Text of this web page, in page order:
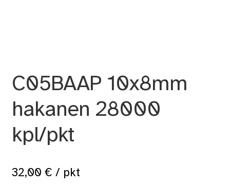
C05BAAP 10x8mm
hakanen 28000
kpl/pkt
32,00 € / pkt